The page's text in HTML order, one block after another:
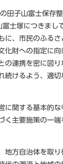
田子山富士保存
士塚につきまし
に、市民のふるさ
化財への指定に
の連携を密に図
続けるよう、適
に関する基本的
く主要施策の一
地方自治体を取